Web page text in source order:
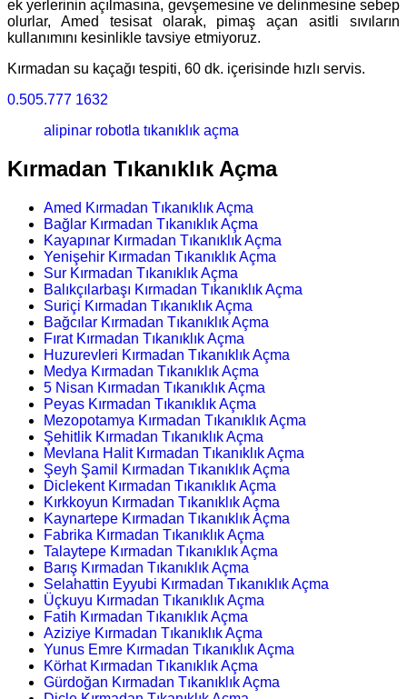
ek yerlerinin açılmasına, gevşemesine ve delinmesine sebep
olurlar, Amed tesisat olarak, pimaş açan asitli sıvıların
kullanımını kesinlikle tavsiye etmiyoruz.
Kırmadan su kaçağı tespiti, 60 dk. içerisinde hızlı servis.
0.505.777 1632
alipinar robotla tıkanıklık açma
Kırmadan Tıkanıklık Açma
Amed Kırmadan Tıkanıklık Açma
Bağlar Kırmadan Tıkanıklık Açma
Kayapınar Kırmadan Tıkanıklık Açma
Yenişehir Kırmadan Tıkanıklık Açma
Sur Kırmadan Tıkanıklık Açma
Balıkçılarbaşı Kırmadan Tıkanıklık Açma
Suriçi Kırmadan Tıkanıklık Açma
Bağcılar Kırmadan Tıkanıklık Açma
Fırat Kırmadan Tıkanıklık Açma
Huzurevleri Kırmadan Tıkanıklık Açma
Medya Kırmadan Tıkanıklık Açma
5 Nisan Kırmadan Tıkanıklık Açma
Peyas Kırmadan Tıkanıklık Açma
Mezopotamya Kırmadan Tıkanıklık Açma
Şehitlik Kırmadan Tıkanıklık Açma
Mevlana Halit Kırmadan Tıkanıklık Açma
Şeyh Şamil Kırmadan Tıkanıklık Açma
Diclekent Kırmadan Tıkanıklık Açma
Kırkkoyun Kırmadan Tıkanıklık Açma
Kaynartepe Kırmadan Tıkanıklık Açma
Fabrika Kırmadan Tıkanıklık Açma
Talaytepe Kırmadan Tıkanıklık Açma
Barış Kırmadan Tıkanıklık Açma
Selahattin Eyyubi Kırmadan Tıkanıklık Açma
Üçkuyu Kırmadan Tıkanıklık Açma
Fatih Kırmadan Tıkanıklık Açma
Aziziye Kırmadan Tıkanıklık Açma
Yunus Emre Kırmadan Tıkanıklık Açma
Körhat Kırmadan Tıkanıklık Açma
Gürdoğan Kırmadan Tıkanıklık Açma